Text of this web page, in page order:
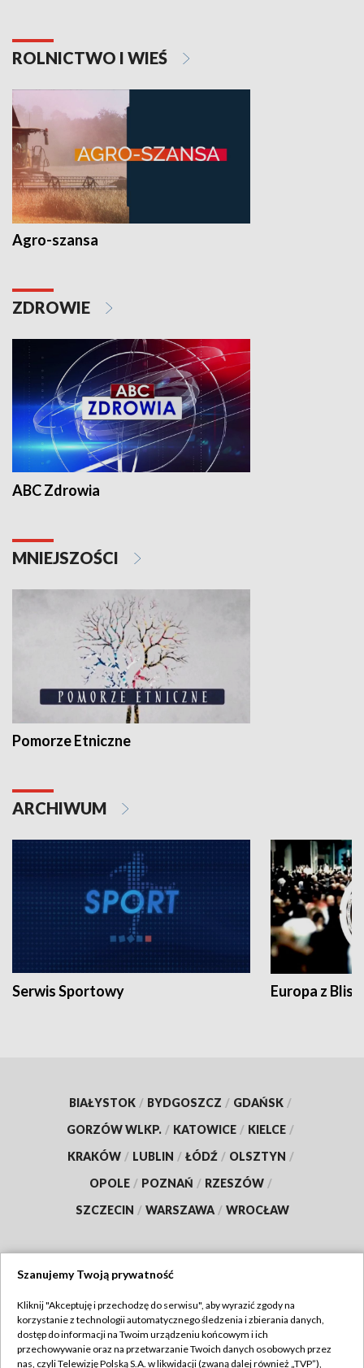
ROLNICTWO I WIEŚ
Agro-szansa
ZDROWIE
ABC Zdrowia
MNIEJSZOŚCI
Pomorze Etniczne
ARCHIWUM
Serwis Sportowy Europa z
BIAŁYSTOK / BYDGOSZCZ / GDAŃSK /
GORZÓW WLKP. / KATOWICE / KIELCE /
KRAKÓW / LUBLIN / ŁÓDŹ / OLSZTYN /
OPOLE / POZNAŃ / RZESZÓW /
SZCZECIN / WARSZAWA / WROCŁAW
TVP
Abonament TVP
Regulamin TVP
Szanujemy Twoją prywatność
Kliknij "Akceptuję i przechodzę do serwisu", aby wyrazić zgody na
korzystanie z technologii automatycznego śledzenia i zbierania danych,
dostęp do informacji na Twoim urządzeniu końcowym i ich
przechowywanie oraz na przetwarzanie Twoich danych osobowych przez
nas, czyli Telewizję Polską S.A. w likwidacji (zwaną dalej również „TVP”),